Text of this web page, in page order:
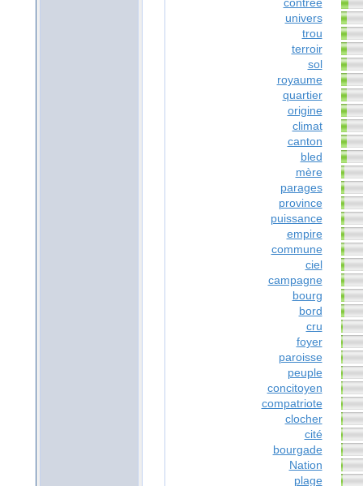
contrée
univers
trou
terroir
sol
royaume
quartier
origine
climat
canton
bled
mère
parages
province
puissance
empire
commune
ciel
campagne
bourg
bord
cru
foyer
paroisse
peuple
concitoyen
compatriote
clocher
cité
bourgade
Nation
plage